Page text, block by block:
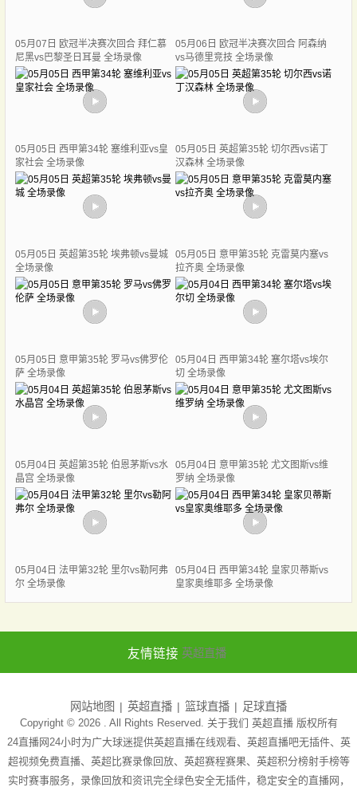
05月07日 欧冠半决赛次回合 拜仁慕
尼黑vs巴黎圣日耳曼 全场录像
05月06日 欧冠半决赛次回合 阿森纳
vs马德里竞技 全场录像
05月05日 西甲第34轮 塞维利亚vs皇
家社会 全场录像
05月05日 英超第35轮 切尔西vs诺丁
汉森林 全场录像
05月05日 英超第35轮 埃弗顿vs曼城
全场录像
05月05日 意甲第35轮 克雷莫内塞vs
拉齐奥 全场录像
05月05日 意甲第35轮 罗马vs佛罗伦
萨 全场录像
05月04日 西甲第34轮 塞尔塔vs埃尔
切 全场录像
05月04日 英超第35轮 伯恩茅斯vs水
晶宫 全场录像
05月04日 意甲第35轮 尤文图斯vs维
罗纳 全场录像
05月04日 法甲第32轮 里尔vs勒阿弗
尔 全场录像
05月04日 西甲第34轮 皇家贝蒂斯vs
皇家奥维耶多 全场录像
友情链接 英超直播
网站地图 英超直播 篮球直播 足球直播
Copyright © 2026 . All Rights Reserved. 关于我们 英超直播版权所有
24直播网24小时为广大球迷提供英超直播在线观看、英超直播吧无插件、英
超视频免费直播、英超比赛录像回放、英超赛程赛果、英超积分榜射手榜等
实时赛事服务，录像回放和资讯完全绿色安全无插件，稳定安全的直播网，